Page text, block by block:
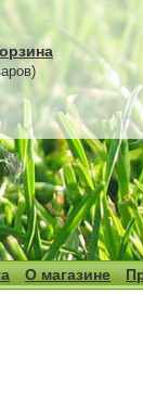
О магазине